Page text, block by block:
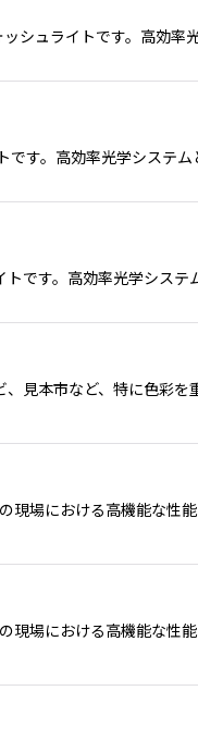
シュライトです。高効率
です。高効率光学システ
トです。高効率光学シス
見本市など、特に色彩
場における高機能な性
場における高機能な性